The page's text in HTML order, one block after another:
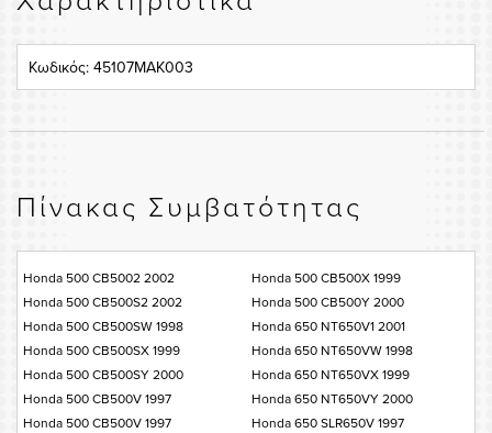
Κωδικός: 45107MAK003
Πίνακας Συμβατότητας
Honda 500 CB5002 2002
Honda 500 CB500S2 2002
Honda 500 CB500SW 1998
Honda 500 CB500SX 1999
Honda 500 CB500SY 2000
Honda 500 CB500V 1997
Honda 500 CB500V 1997
Honda 500 CB500X 1999
Honda 500 CB500Y 2000
Honda 650 NT650V1 2001
Honda 650 NT650VW 1998
Honda 650 NT650VX 1999
Honda 650 NT650VY 2000
Honda 650 SLR650V 1997